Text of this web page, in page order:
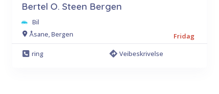
Bertel O. Steen Bergen
Bil
Åsane, Bergen
Fridag
ring
Veibeskrivelse